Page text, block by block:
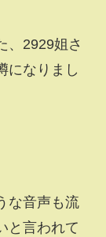
、2929姐さ
になりまし
な音声も流
と言われて